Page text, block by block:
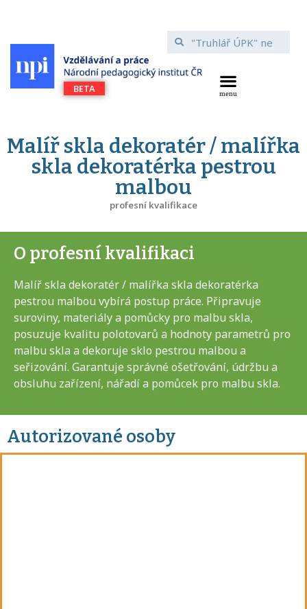
Malíř skla dekoratér / malířka
skla dekoratérka pestrou
malbou
profesní kvalifikace
O profesní kvalifikaci
Malíř skla dekoratér / malířka skla dekoratérka
pestrou malbou vybírá postup práce. Připravuje
suroviny, materiály a pomůcky pro malbu skla,
posuzuje kvalitu polotovarů a hodnoty parametrů pro
malbu skla a dekoruje sklo pestrou malbou a
seřizování. Garantuje správné ošetřování, údržbu a
obsluhu zařízení, nářadí a pomůcek pro malbu skla.
Autorizované osoby